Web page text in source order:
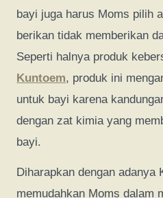
bayi juga harus Moms pilih
berikan tidak memberikan
Seperti halnya produk
Kuntoem, produk ini
untuk bayi karena
dengan zat kimia yang
bayi.
Diharapkan dengan adanya
memudahkan Moms dalam